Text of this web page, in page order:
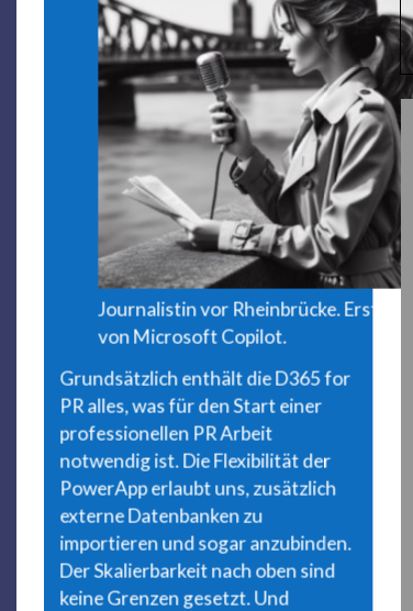
Journalistin vor Rheinbrücke. Erstellt
von Microsoft Copilot.
Grundsätzlich enthält die D365 for
PR alles, was für den Start einer
professionellen PR Arbeit
notwendig ist. Die Flexibilität der
PowerApp erlaubt uns, zusätzlich
externe Datenbanken zu
importieren und sogar anzubinden.
Der Skalierbarkeit nach oben sind
keine Grenzen gesetzt. Und